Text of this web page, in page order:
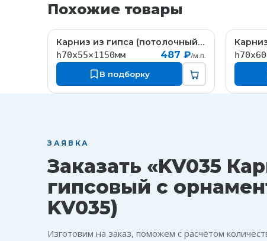
Похожие товары
KT058Карниз из гипса (потолочный плинтус) (h70x55мм)
h70x55×1150мм
487 ₽/м.п.
В подборку
ЗАЯВКА
Заказать «KV035
гипсовый с
KV035)
Изготовим на заказ, поможем с расчётом